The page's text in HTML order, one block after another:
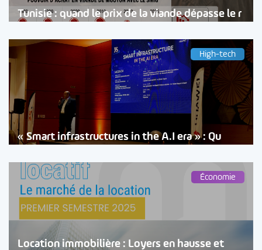
Tunisie : quand le prix de la viande dépasse le r
High-tech
« Smart infrastructures in the A.I era » : Qu
Économie
Location immobilière : Loyers en hausse et